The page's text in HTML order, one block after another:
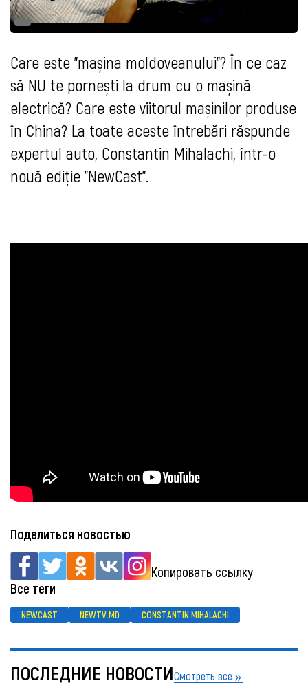
Care este ”mașina moldoveanului”? În ce caz
să NU te pornești la drum cu o mașină
electrică? Care este viitorul mașinilor produse
în China? La toate aceste întrebări răspunde
expertul auto, Constantin Mihalachi, într-o
nouă ediție ”NewCast”.
Поделиться новостью
Копировать ссылку
Все теги
NEWCAST NEWTV.MD CONSTANTIN MIHALACHI
ПОСЛЕДНИЕ НОВОСТИСмотреть все